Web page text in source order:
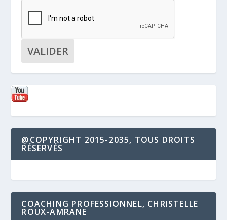
@COPYRIGHT 2015-2035, TOUS DROITS
RÉSERVÉS
COACHING PROFESSIONNEL, CHRISTELLE
ROUX-AMRANE